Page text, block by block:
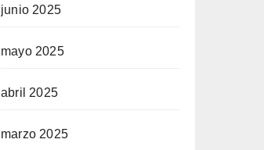
junio 2025
mayo 2025
abril 2025
marzo 2025